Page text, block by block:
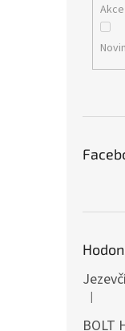
Akce
|
BOLT